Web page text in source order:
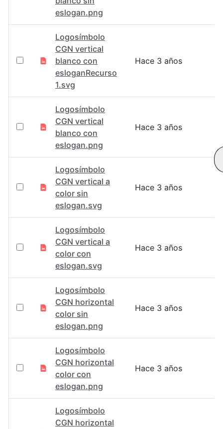
eslogan.png
Logosímbolo
CGN vertical
blanco con
esloganRecurso
1.svg
Hace 3 años
Logosímbolo
CGN vertical
blanco con
eslogan.png
Hace 3 años
Logosímbolo
CGN vertical a
color sin
eslogan.svg
Hace 3 años
Logosímbolo
CGN vertical a
color con
eslogan.svg
Hace 3 años
Logosímbolo
CGN horizontal
color sin
eslogan.png
Hace 3 años
Logosímbolo
CGN horizontal
color con
eslogan.png
Hace 3 años
Logosímbolo
CGN horizontal